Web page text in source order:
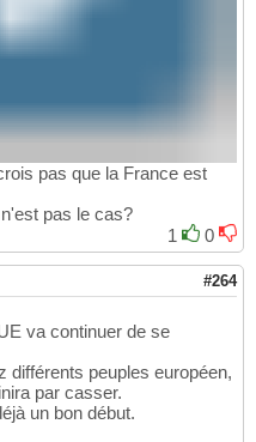
pas que la France est
pas le cas?
1
0
#264
va continuer de se
différents peuples européen,
par casser.
un bon début.